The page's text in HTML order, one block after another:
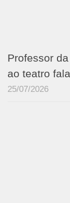
Professor
ao teatro
25/07/2026